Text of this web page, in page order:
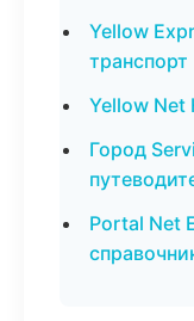
Yellow
транспорт
Yellow
Город
Portal Net